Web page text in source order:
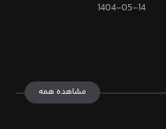
1404-05-14
مشاهده همه